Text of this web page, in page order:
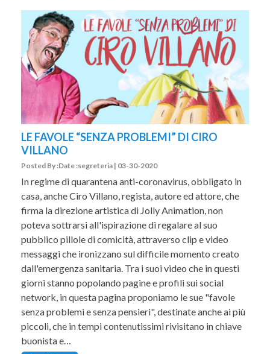
LE FAVOLE “SENZA PROBLEMI” DI CIRO
VILLANO
Posted By :Date :segreteria | 03-30-2020
In regime di quarantena anti-coronavirus, obbligato in
casa, anche Ciro Villano, regista, autore ed attore, che
firma la direzione artistica di Jolly Animation, non
poteva sottrarsi all'ispirazione di regalare al suo
pubblico pillole di comicità, attraverso clip e video
messaggi che ironizzano sul difficile momento creato
dall'emergenza sanitaria. Tra i suoi video che in questi
giorni stanno popolando pagine e profili sui social
network, in questa pagina proponiamo le sue "favole
senza problemi e senza pensieri", destinate anche ai più
piccoli, che in tempi contenutissimi rivisitano in chiave
buonista e…